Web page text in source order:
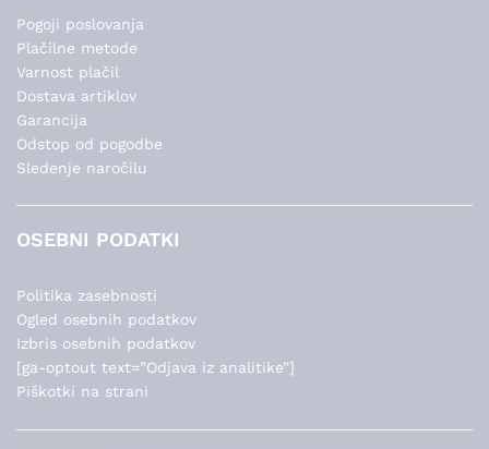
Pogoji poslovanja
Plačilne metode
Varnost plačil
Dostava artiklov
Garancija
Odstop od pogodbe
Sledenje naročilu
OSEBNI PODATKI
Politika zasebnosti
Ogled osebnih podatkov
Izbris osebnih podatkov
[ga-optout text=”Odjava iz analitike”]
Piškotki na strani